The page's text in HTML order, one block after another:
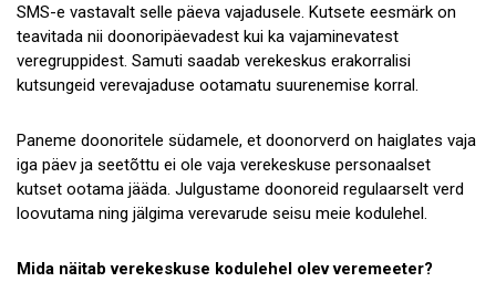
SMS-e vastavalt selle päeva vajadusele. Kutsete eesmärk on
teavitada nii doonoripäevadest kui ka vajaminevatest
veregruppidest. Samuti saadab verekeskus erakorralisi
kutsungeid verevajaduse ootamatu suurenemise korral.
Paneme doonoritele südamele, et doonorverd on haiglates vaja
iga päev ja seetõttu ei ole vaja verekeskuse personaalset
kutset ootama jääda. Julgustame doonoreid regulaarselt verd
loovutama ning jälgima verevarude seisu meie kodulehel.
Mida näitab verekeskuse kodulehel olev veremeeter?